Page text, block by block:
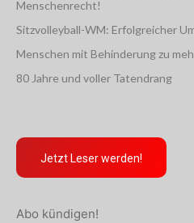
Menschenrecht!
Sitzvolleyball-WM: Erfolgreicher
Menschen mit Behinderung zu
80 Jahre und voller Tatendrang
Jetzt Leser werden!
Abo kündigen!